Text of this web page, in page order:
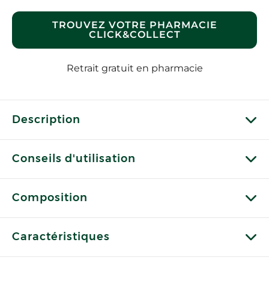
TROUVEZ VOTRE PHARMACIE
CLICK&COLLECT
Retrait gratuit en pharmacie
Description
Conseils d'utilisation
Composition
Caractéristiques